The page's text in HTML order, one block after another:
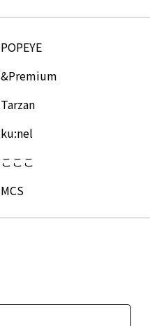
POPEYE
&Premium
Tarzan
ku:nel
こここ
MCS